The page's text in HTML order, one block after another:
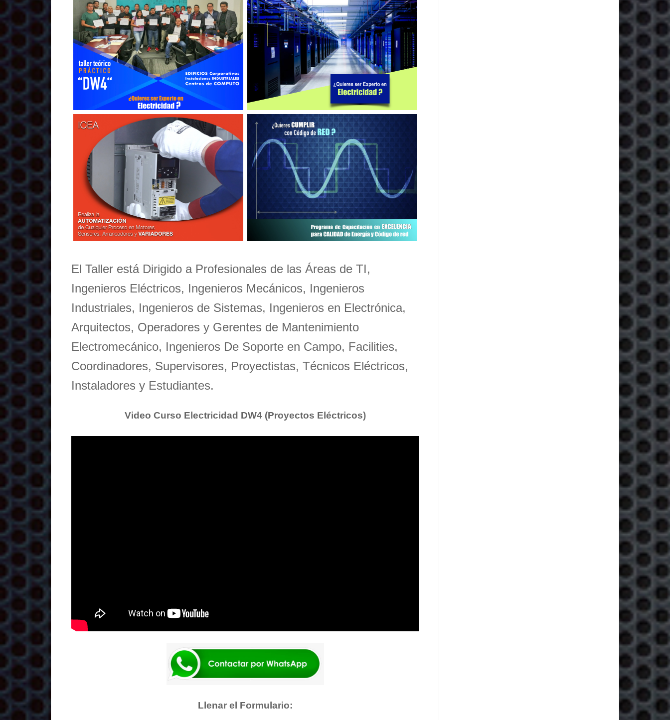
El Taller está Dirigido a Profesionales de las Áreas de TI,
Ingenieros Eléctricos, Ingenieros Mecánicos, Ingenieros
Industriales, Ingenieros de Sistemas, Ingenieros en Electrónica,
Arquitectos, Operadores y Gerentes de Mantenimiento
Electromecánico, Ingenieros De Soporte en Campo, Facilities,
Coordinadores, Supervisores, Proyectistas, Técnicos Eléctricos,
Instaladores y Estudiantes.
Video Curso Electricidad DW4 (Proyectos Eléctricos)
Llenar el Formulario: